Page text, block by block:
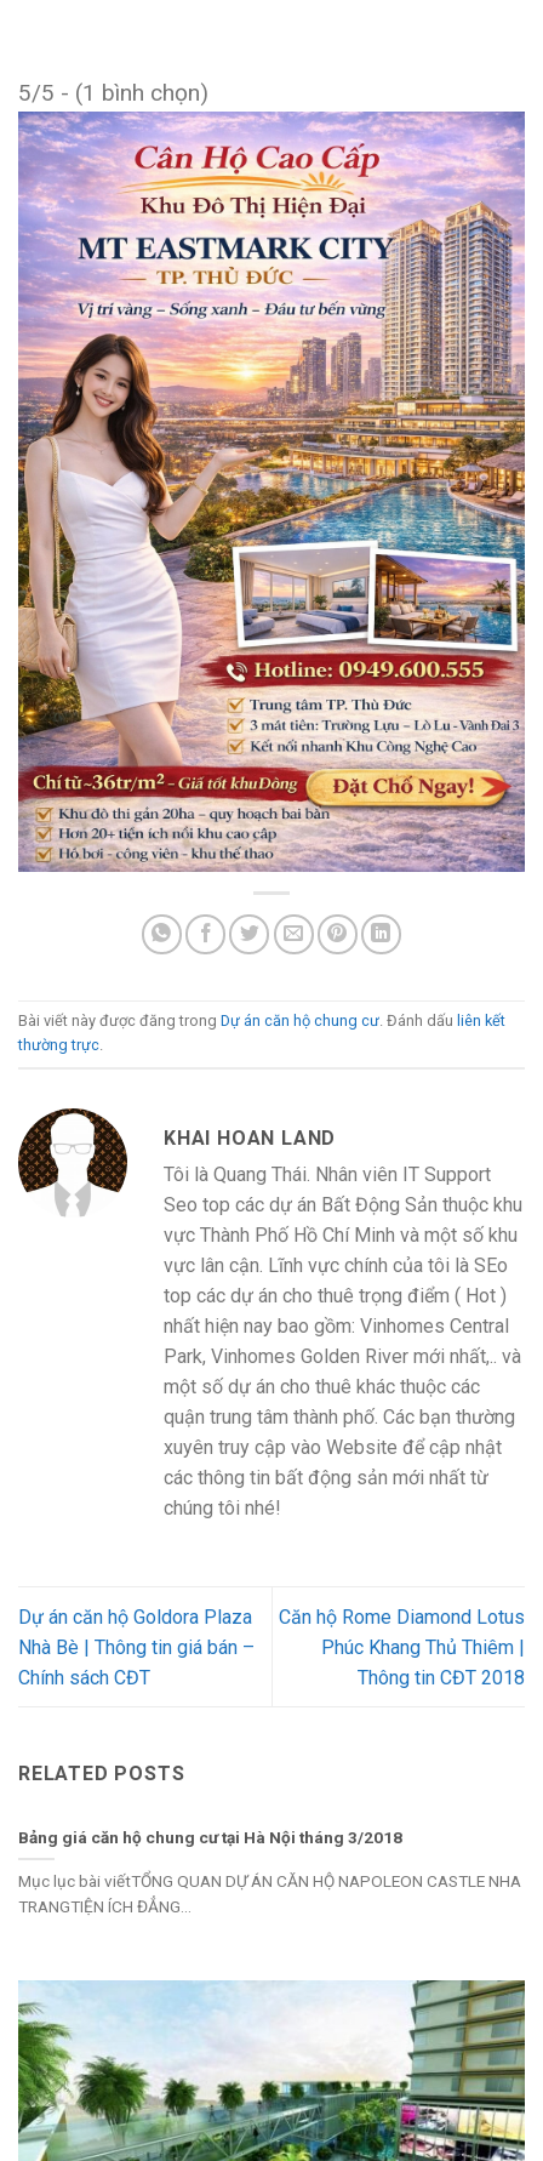
5/5 - (1 bình chọn)
Bài viết này được đăng trong Dự án căn hộ chung cư . Đánh dấu liên kết
thường trực
KHAI HOAN LAND
Tôi là Quang Thái. Nhân viên IT Support
Seo top các dự án Bất Động Sản thuộc khu
vực Thành Phố Hồ Chí Minh và một số khu
vực lân cận. Lĩnh vực chính của tôi là SEo
top các dự án cho thuê trọng điểm ( Hot )
nhất hiện nay bao gồm: Vinhomes Central
Park, Vinhomes Golden River mới nhất,.. và
một số dự án cho thuê khác thuộc các
quận trung tâm thành phố. Các bạn thường
xuyên truy cập vào Website để cập nhật
các thông tin bất động sản mới nhất từ
chúng tôi nhé!
Dự án căn hộ Goldora Plaza
Nhà Bè | Thông tin giá bán –
Chính sách CĐT
Căn hộ Rome Diamond Lotus
Phúc Khang Thủ Thiêm |
Thông tin CĐT 2018
RELATED POSTS
Bảng giá căn hộ chung cư tại Hà Nội tháng 3/2018
Mục lục bài viếtTỔNG QUAN DỰ ÁN CĂN HỘ NAPOLEON CASTLE NHA
TRANGTIỆN ÍCH ĐẲNG...